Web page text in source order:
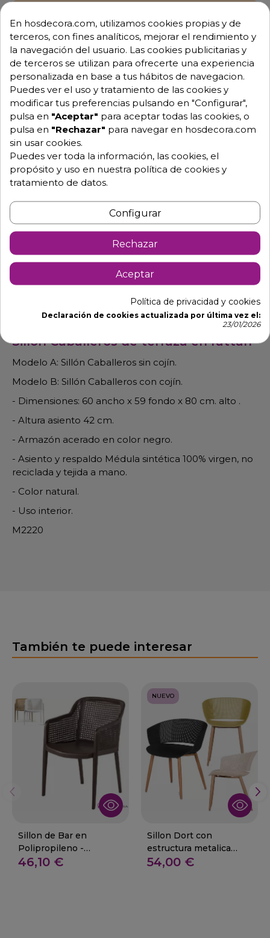
Equipo de expertos a tu servicio.
Garantía mínima de 1 año.
Pago 100% seguro.
Consulta tus dudas con nosotros.
976 25 59 91
info@hosdecora.com
Hablemos
Pide tu presupuesto
Detalles de producto
Sillón Caballeros de terraza en rattan
Modelo A: Sillón Caballeros sin cojín.
Modelo B: Sillón Caballeros con cojín.
- Dimensiones: 60 ancho x 59 fondo x 80 cm. alto .
- Altura asiento 42 cm.
- Armazón acerado en color negro.
- Asiento y respaldo Médula sintética 100% virgen, no
reciclada y tejida a mano.
- Color natural.
- Uso interior.
M2220
También te puede interesar
Sillon de Bar en
Polipropileno -
RETAMOSA
46,10 €
NUEVO
Sillon Dort con
estructura metalica
imitación madera
54,00 €
En hosdecora.com, utilizamos cookies propias y de
terceros, con fines analíticos, mejorar el rendimiento y
la navegación del usuario. Las cookies publicitarias y
de terceros se utilizan para ofrecerte una experiencia
personalizada en base a tus hábitos de navegacion.
Puedes ver el uso y tratamiento de las cookies y
modificar tus preferencias pulsando en "Configurar",
pulsa en "Aceptar" para aceptar todas las cookies, o
pulsa en "Rechazar" para navegar en hosdecora.com
sin usar cookies.
Puedes ver toda la información, las cookies, el
propósito y uso en nuestra política de cookies y
tratamiento de datos.
Configurar
Rechazar
Aceptar
Política de privacidad y cookies
Declaración de cookies actualizada por última vez el:
23/01/2026